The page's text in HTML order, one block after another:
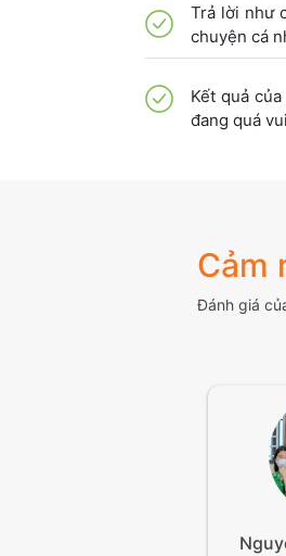
Trả lời như
chuyện cá
Kết quả
đang quá
Cảm
Đánh giá